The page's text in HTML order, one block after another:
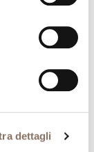
dettagli